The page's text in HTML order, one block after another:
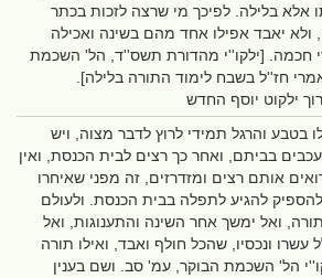
אלא בלילה. לפיכך מי שרצה לזכות בכתר
ולא יאבד אפילו אחד מהם בשינה ואכילה
חכמה. [ילקו''י מהדורת תשס''ד, הל' השכמת
חז''ל בשבח לימוד התורה בלילה].
ילקוט יוסף החדש
בטבע והרגל תמידי לרוץ לדבר מצוה, ויש
בביתם, ואחר כך רצים לבית הכנסת, ואין
אותם רצים ומזדרזים, זה מפני שאיחרו
להגיע לתפלה בבית הכנסת. ולעולם
ואל ימשך אחר השינה והתענוגות, ואל
עשרו ונכסיו, שהכל חולף ואבד, ואילו תורה
הל' השכמת הבוקר, עמ' סב. ושם בענין